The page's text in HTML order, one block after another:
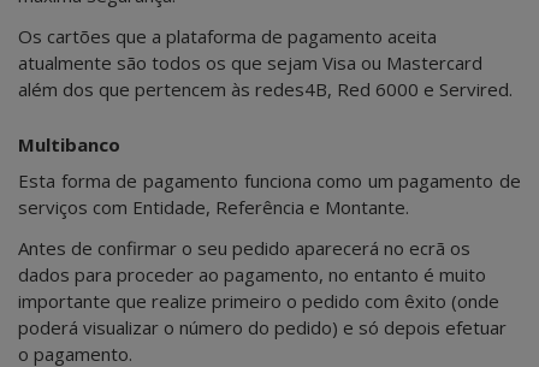
Os cartões que a plataforma de pagamento aceita
atualmente são todos os que sejam Visa ou Mastercard
além dos que pertencem às redes4B, Red 6000 e Servired.
Multibanco
Esta forma de pagamento funciona como um pagamento de
serviços com Entidade, Referência e Montante.
Antes de confirmar o seu pedido aparecerá no ecrã os
dados para proceder ao pagamento, no entanto é muito
importante que realize primeiro o pedido com êxito (onde
poderá visualizar o número do pedido) e só depois efetuar
o pagamento.